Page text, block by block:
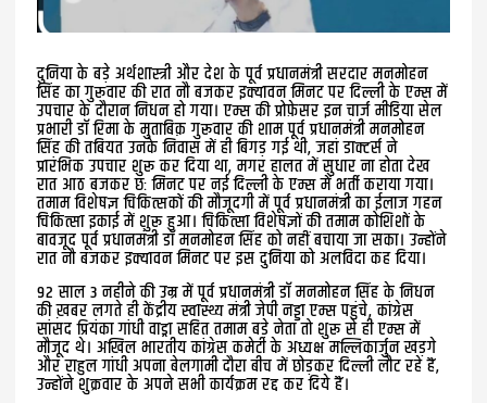
दुनिया के बड़े अर्थशास्त्री और देश के पूर्व प्रधानमंत्री सरदार मनमोहन
सिंह का गुरूवार की रात नौ बजकर इक्यावन मिनट पर दिल्ली के एम्स में
उपचार के दौरान निधन हो गया। एम्स की प्रोफ़ेसर इन चार्ज मीडिया सेल
प्रभारी डॉ रिमा के मुताबिक़ गुरूवार की शाम पूर्व प्रधानमंत्री मनमोहन
सिंह की तबियत उनके निवास में ही बिगड़ गई थी, जहां डाक्टर्स ने
प्रारंभिक उपचार शुरू कर दिया था, मगर हालत में सुधार ना होता देख
रात आठ बजकर छः मिनट पर नई दिल्ली के एम्स में भर्ती कराया गया।
तमाम विशेषज्ञ चिकित्सकों की मौजूदगी में पूर्व प्रधानमंत्री का ईलाज गहन
चिकित्सा इकाई में शुरू हुआ। चिकित्सा विशेषज्ञों की तमाम कोशिशों के
बावजूद पूर्व प्रधानमंत्री डॉ मनमोहन सिंह को नहीं बचाया जा सका। उन्होंने
रात नौ बजकर इक्यावन मिनट पर इस दुनिया को अलविदा कह दिया।
92 साल 3 नहीने की उम्र में पूर्व प्रधानमंत्री डॉ मनमोहन सिंह के निधन
की ख़बर लगते ही केंद्रीय स्वास्थ्य मंत्री जेपी नड्डा एम्स पहुंचे, कांग्रेस
सांसद प्रियंका गांधी वाड्रा सहित तमाम बड़े नेता तो शुरू से ही एम्स में
मौजूद थे। अखिल भारतीय कांग्रेस कमेटी के अध्यक्ष मल्लिकार्जुन खड़गे
और राहुल गांधी अपना बेलगामी दौरा बीच में छोड़कर दिल्ली लौट रहे हैं,
उन्होंने शुक्रवार के अपने सभी कार्यक्रम रद्द कर दिये हैं।